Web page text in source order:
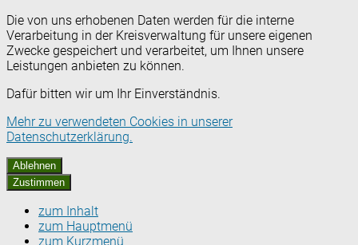
Die von uns erhobenen Daten werden für die interne
Verarbeitung in der Kreisverwaltung für unsere eigenen
Zwecke gespeichert und verarbeitet, um Ihnen unsere
Leistungen anbieten zu können.
Dafür bitten wir um Ihr Einverständnis.
Mehr zu verwendeten Cookies in unserer
Datenschutzerklärung.
Ablehnen
Zustimmen
zum Inhalt
zum Hauptmenü
zum Kurzmenü